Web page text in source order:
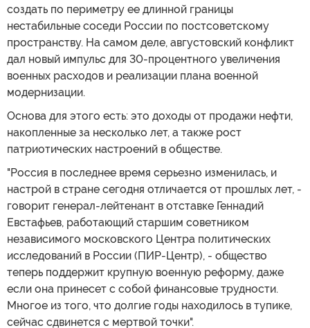
создать по периметру ее длинной границы
нестабильные соседи России по постсоветскому
пространству. На самом деле, августовский конфликт
дал новый импульс для 30-процентного увеличения
военных расходов и реализации плана военной
модернизации.
Основа для этого есть: это доходы от продажи нефти,
накопленные за несколько лет, а также рост
патриотических настроений в обществе.
"Россия в последнее время серьезно изменилась, и
настрой в стране сегодня отличается от прошлых лет, -
говорит генерал-лейтенант в отставке Геннадий
Евстафьев, работающий старшим советником
независимого московского Центра политических
исследований в России (ПИР-Центр), - общество
теперь поддержит крупную военную реформу, даже
если она принесет с собой финансовые трудности.
Многое из того, что долгие годы находилось в тупике,
сейчас сдвинется с мертвой точки".